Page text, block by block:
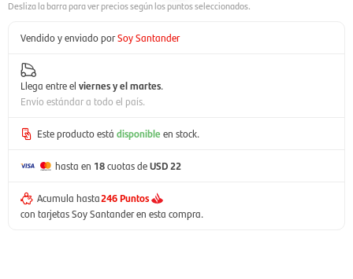
Vendido y enviado porSoy Santander
Llega entre el viernes y el martes.
Envío estándar a todo el país.
Este producto está disponible en stock.
hasta en 18cuotas deUSD 22
Acumula hasta246 Puntos
con tarjetas Soy Santander en esta compra.